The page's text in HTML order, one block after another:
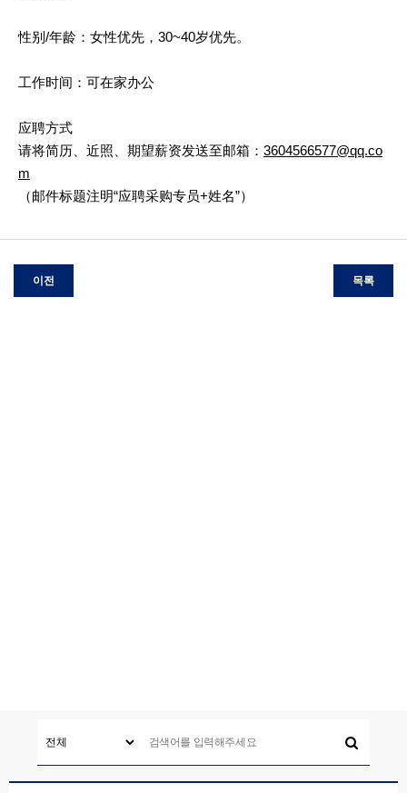
性别/年龄：女性优先，30~40岁优先。
工作时间：可在家办公
应聘方式
请将简历、近照、期望薪资发送至邮箱： 3604566577@qq.co
m
（邮件标题注明“应聘采购专员+姓名”）
이전 목록